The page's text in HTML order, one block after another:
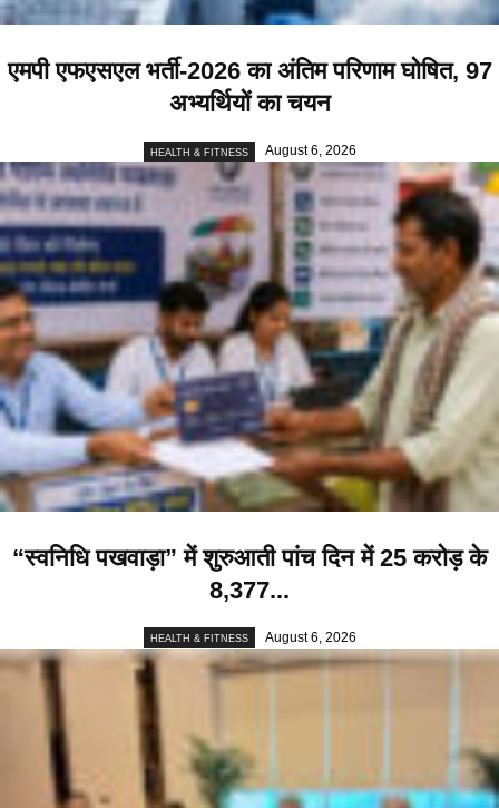
एमपी एफएसएल भर्ती-2026 का अंतिम परिणाम घोषित, 97
अभ्यर्थियों का चयन
HEALTH & FITNESS August 6, 2026
“स्वनिधि पखवाड़ा” में शुरुआती पांच दिन में 25 करोड़ के
8,377...
HEALTH & FITNESS August 6, 2026